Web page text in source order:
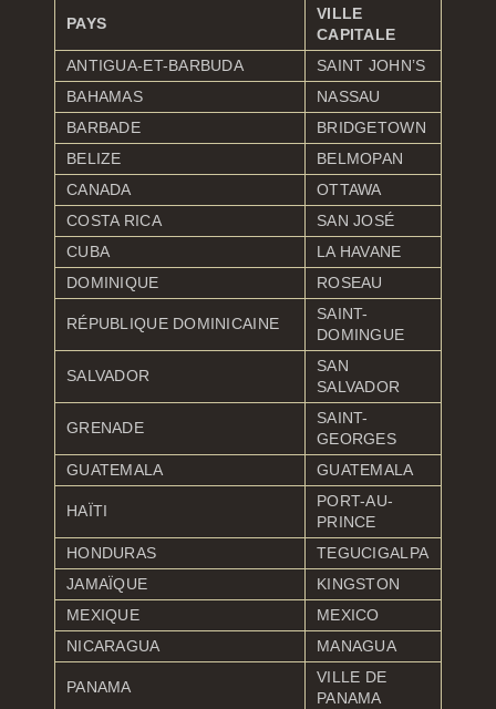
PAYS
VILLE
CAPITALE
ANTIGUA-ET-BARBUDA
SAINT JOHN’S
BAHAMAS
NASSAU
BARBADE
BRIDGETOWN
BELIZE
BELMOPAN
CANADA
OTTAWA
COSTA RICA
SAN JOSÉ
CUBA
LA HAVANE
DOMINIQUE
ROSEAU
RÉPUBLIQUE DOMINICAINE
SAINT-
DOMINGUE
SALVADOR
SAN
SALVADOR
GRENADE
SAINT-
GEORGES
GUATEMALA
GUATEMALA
HAÏTI
PORT-AU-
PRINCE
HONDURAS
TEGUCIGALPA
JAMAÏQUE
KINGSTON
MEXIQUE
MEXICO
NICARAGUA
MANAGUA
PANAMA
VILLE DE
PANAMA